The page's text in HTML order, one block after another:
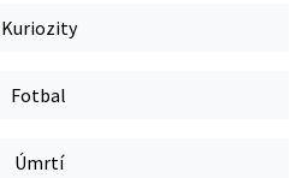
Kuriozity
Fotbal
Úmrtí